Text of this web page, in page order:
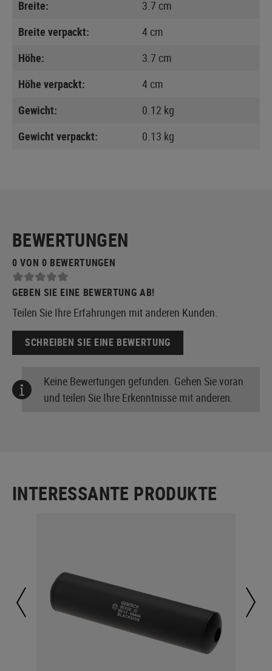
Breite:
3.7 cm
Breite verpackt:
4 cm
Höhe:
3.7 cm
Höhe verpackt:
4 cm
Gewicht:
0.12 kg
Gewicht verpackt:
0.13 kg
BEWERTUNGEN
0 VON 0 BEWERTUNGEN
GEBEN SIE EINE BEWERTUNG AB!
Teilen Sie Ihre Erfahrungen mit anderen Kunden.
SCHREIBEN SIE EINE BEWERTUNG
Keine Bewertungen gefunden. Gehen Sie voran
und teilen Sie Ihre Erkenntnisse mit anderen.
INTERESSANTE PRODUKTE